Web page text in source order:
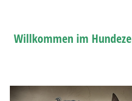
Willkommen im